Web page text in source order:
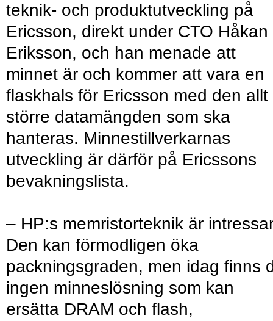
teknik- och produktutveckling på
Ericsson, direkt under CTO Håkan
Eriksson, och han menade att
minnet är och kommer att vara en
flaskhals för Ericsson med den allt
större datamängden som ska
hanteras. Minnestillverkarnas
utveckling är därför på Ericssons
bevakningslista.
– HP:s memristorteknik är
Den kan förmodligen öka
packningsgraden, men idag finns
ingen minneslösning som kan
ersätta DRAM och flash,